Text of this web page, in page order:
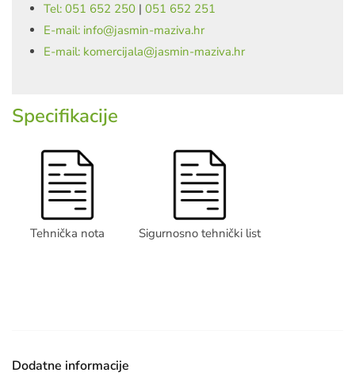
Tel: 051 652 250 | 051 652 251
E-mail: info@jasmin-maziva.hr
E-mail: komercijala@jasmin-maziva.hr
Specifikacije
Tehnička nota Sigurnosno tehnički list
Dodatne informacije